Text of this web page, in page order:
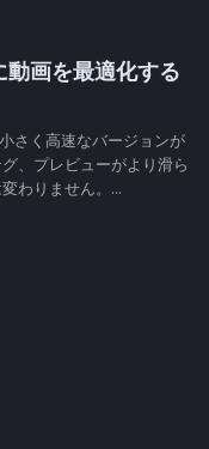
画を最適化する
さく高速なバージョンが
、プレビューがより滑ら
わりません。...